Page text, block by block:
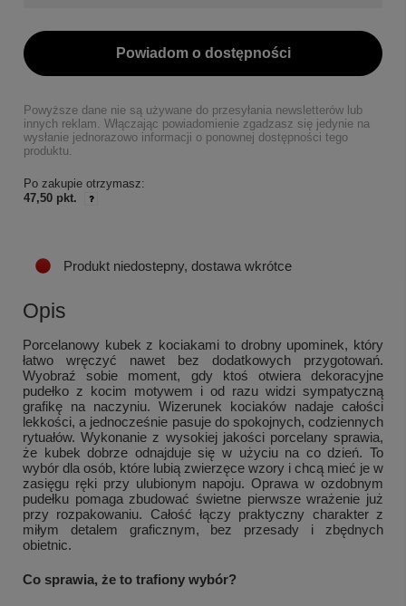
Powiadom o dostępności
Powyższe dane nie są używane do przesyłania newsletterów lub
innych reklam. Włączając powiadomienie zgadzasz się jedynie na
wysłanie jednorazowo informacji o ponownej dostępności tego
produktu.
Po zakupie otrzymasz:
47,50 pkt.
Produkt niedostepny, dostawa wkrótce
Opis
Porcelanowy kubek z kociakami to drobny upominek, który
łatwo wręczyć nawet bez dodatkowych przygotowań.
Wyobraź sobie moment, gdy ktoś otwiera dekoracyjne
pudełko z kocim motywem i od razu widzi sympatyczną
grafikę na naczyniu. Wizerunek kociaków nadaje całości
lekkości, a jednocześnie pasuje do spokojnych, codziennych
rytuałów. Wykonanie z wysokiej jakości porcelany sprawia,
że kubek dobrze odnajduje się w użyciu na co dzień. To
wybór dla osób, które lubią zwierzęce wzory i chcą mieć je w
zasięgu ręki przy ulubionym napoju. Oprawa w ozdobnym
pudełku pomaga zbudować świetne pierwsze wrażenie już
przy rozpakowaniu. Całość łączy praktyczny charakter z
miłym detalem graficznym, bez przesady i zbędnych
obietnic.
Co sprawia, że to trafiony wybór?